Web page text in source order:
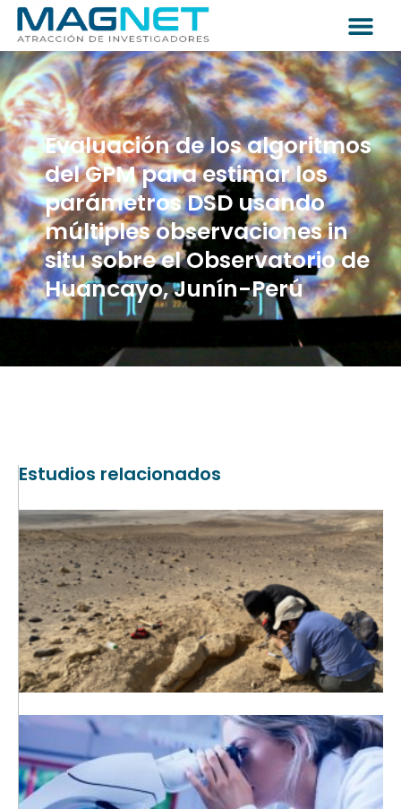
Evaluación de los algoritmos
del GPM para estimar los
parámetros DSD usando
múltiples observaciones in
situ sobre el Observatorio de
Huancayo, Junín-Perú
Estudios relacionados